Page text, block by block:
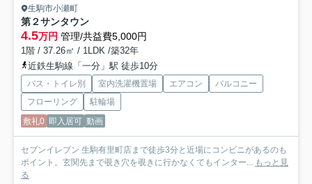
生駒市小瀬町
第２サンタウン
4.5万円 管理/共益費5,000円
1階 / 37.26㎡ / 1LDK /築32年
近鉄生駒線「一分」駅 徒歩10分
バス・トイレ別 室内洗濯機置場 エアコン
バルコニー
フローリング
駐輪場
敷礼0 即入居可 動画
セブンイレブン 生駒有里町店まで徒歩3分と近場にコンビニがあるのも
ポイント。玄関先まで覗き穴を覗きに行かなくてもインター... もっと見
る